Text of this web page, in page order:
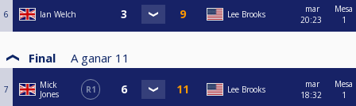
6 Ian Welch Lee Brooks
mar
20:23
Mesa
1
Final A ganar 11
7
Mick
Jones
R1 Lee Brooks
mar
18:32
Mesa
1